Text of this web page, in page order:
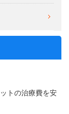
トの治療費を安